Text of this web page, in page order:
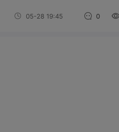
05-28 19:45 0